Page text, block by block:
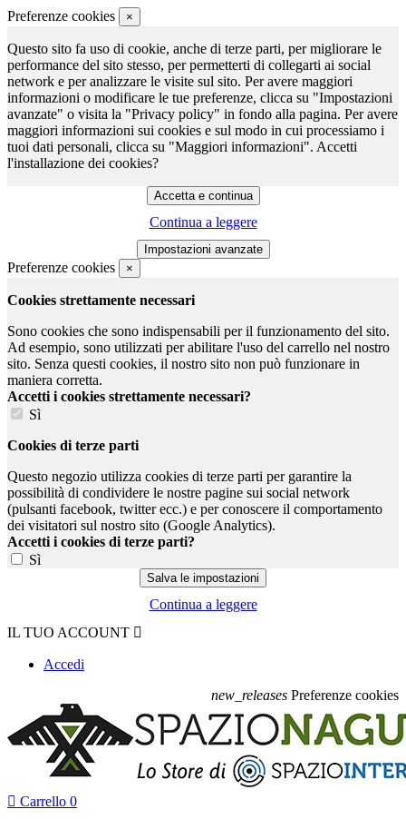
Preferenze cookies ×
Questo sito fa uso di cookie, anche di terze parti, per migliorare le
performance del sito stesso, per permetterti di collegarti ai social
network e per analizzare le visite sul sito. Per avere maggiori
informazioni o modificare le tue preferenze, clicca su "Impostazioni
avanzate" o visita la "Privacy policy" in fondo alla pagina. Per avere
maggiori informazioni sui cookies e sul modo in cui processiamo i
tuoi dati personali, clicca su "Maggiori informazioni". Accetti
l'installazione dei cookies?
Continua a leggere
Preferenze cookies ×
Cookies strettamente necessari
Sono cookies che sono indispensabili per il funzionamento del sito.
Ad esempio, sono utilizzati per abilitare l'uso del carrello nel nostro
sito. Senza questi cookies, il nostro sito non può funzionare in
maniera corretta.
Accetti i cookies strettamente necessari?
Sì
Cookies di terze parti
Questo negozio utilizza cookies di terze parti per garantire la
possibilità di condividere le nostre pagine sui social network
(pulsanti facebook, twitter ecc.) e per conoscere il comportamento
dei visitatori sul nostro sito (Google Analytics).
Accetti i cookies di terze parti?
Sì
Continua a leggere
IL TUO ACCOUNT 
Accedi
new_releases Preferenze cookies
 Carrello 0